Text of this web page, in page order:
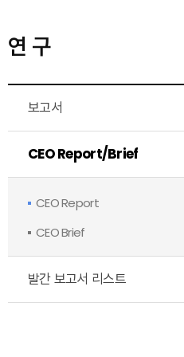
연 구
보고서
CEO Report/Brief
CEO Report
CEO Brief
발간 보고서 리스트